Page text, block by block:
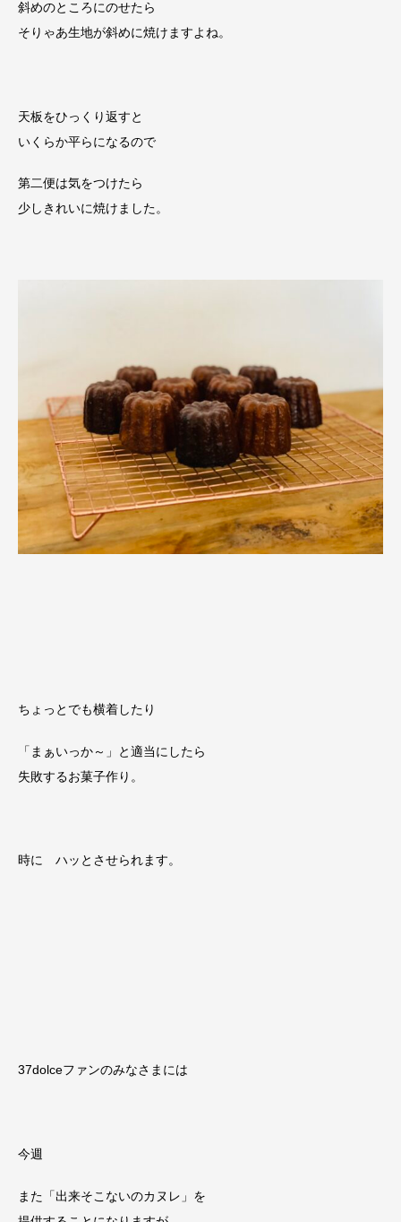
斜めのところにのせたら
そりゃあ生地が斜めに焼けますよね。
天板をひっくり返すと
いくらか平らになるので
第二便は気をつけたら
少しきれいに焼けました。
ちょっとでも横着したり
「まぁいっか～」と適当にしたら
失敗するお菓子作り。
時に ハッとさせられます。
37dolceファンのみなさまには
今週
また「出来そこないのカヌレ」を